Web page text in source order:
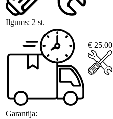
Ilgums: 2 st.
Garantija:
€ 25.00